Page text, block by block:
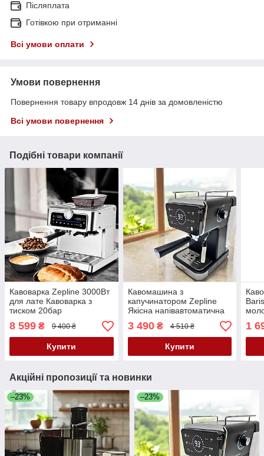
Післяплата
Готівкою при отриманні
Всі умови оплати
Умови повернення
Повернення товару впродовж 14 днів за домовленістю
Всі умови повернення
Подібні товари компанії
Кавоварка Zepline 3000Вт
для лате Кавоварка з
тиском 20бар
кавомолкою Кавомашина
К2
8 599 ₴ 9 400 ₴
Купити
Кавомашина з
капучинатором Zepline
Якісна напівавтоматична
Рожкова кавоварка 20 бар
3 490₴ 4 510 ₴
Купити
1
Акційні пропозиції та новинки
–23% –23%